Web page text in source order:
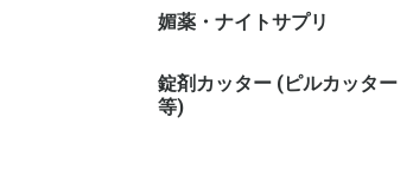
媚薬・ナイトサプリ
錠剤カッター (ピルカッター
等)